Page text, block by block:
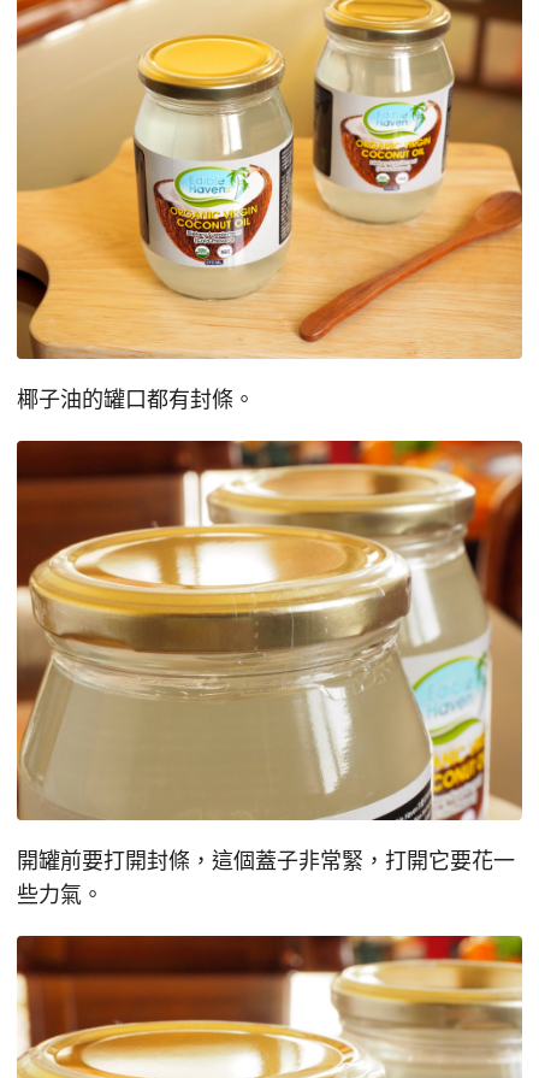
椰子油的罐口都有封條。
開罐前要打開封條，這個蓋子非常緊，打開它要花一
些力氣。